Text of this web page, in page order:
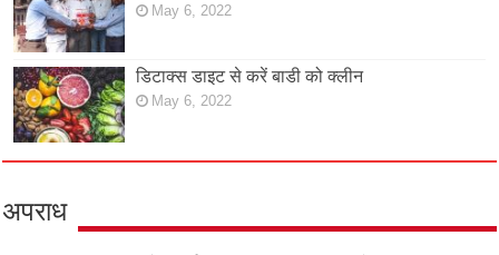
May 6, 2022
डिटाक्स डाइट से करें बाडी को क्लीन
May 6, 2022
अपराध